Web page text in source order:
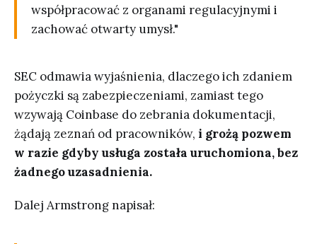
współpracować z organami regulacyjnymi i
zachować otwarty umysł."
SEC odmawia wyjaśnienia, dlaczego ich zdaniem
pożyczki są zabezpieczeniami, zamiast tego
wzywają Coinbase do zebrania dokumentacji,
żądają zeznań od pracowników, i grożą pozwem
w razie gdyby usługa została uruchomiona, bez
żadnego uzasadnienia.
Dalej Armstrong napisał: